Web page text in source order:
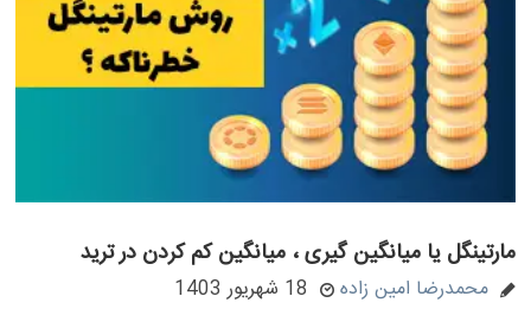
مارتینگل یا میانگین گیری ، میانگین کم کردن در ترید
محمدرضا امین زاده 18 شهریور 1403